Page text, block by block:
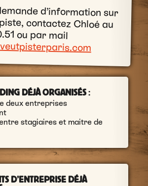
d’information sur
contactez Chloé au
ou par mail
DÉJÀ ORGANISÉS:
deux entreprises
stagiaires et maitre de
D’ENTREPRISE DÉJÀ